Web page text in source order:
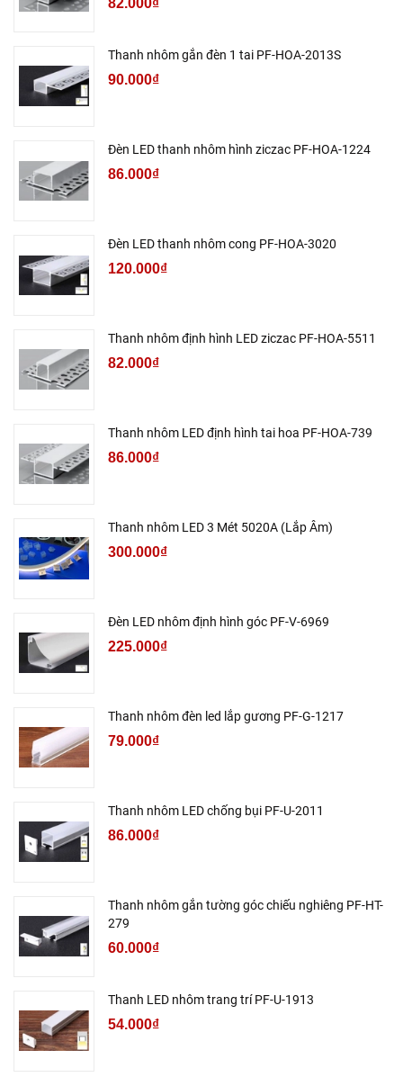
Thanh nhôm gắn đèn 1 tai PF-HOA-2013S
90.000₫
Đèn LED thanh nhôm hình ziczac PF-HOA-1224
86.000₫
Đèn LED thanh nhôm cong PF-HOA-3020
120.000₫
Thanh nhôm định hình LED ziczac PF-HOA-5511
82.000₫
Thanh nhôm LED định hình tai hoa PF-HOA-739
86.000₫
Thanh nhôm LED 3 Mét 5020A (Lắp Âm)
300.000₫
Đèn LED nhôm định hình góc PF-V-6969
225.000₫
Thanh nhôm đèn led lắp gương PF-G-1217
79.000₫
Thanh nhôm LED chống bụi PF-U-2011
86.000₫
Thanh nhôm gắn tường góc chiếu nghiêng PF-HT-
279
60.000₫
Thanh LED nhôm trang trí PF-U-1913
54.000₫